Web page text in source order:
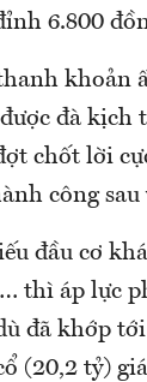
6.800
khoản
đà kịch
chốt lời
công sau
đầu cơ
thì áp lực
đã khớp
(20,2 tỷ)